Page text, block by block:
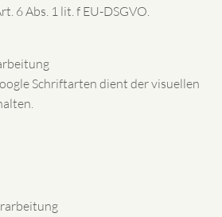
6 Abs. 1 lit. f EU-DSGVO.
Schriftarten dient der visuellen